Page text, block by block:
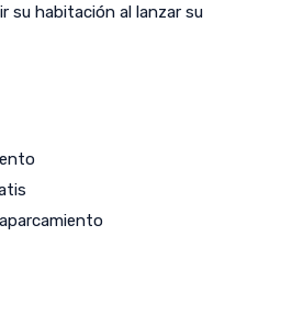
su habitación al lanzar su